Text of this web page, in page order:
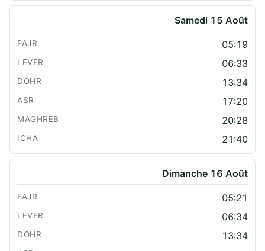
Samedi 15 Août
05:19
06:33
13:34
17:20
20:28
21:40
Dimanche 16 Août
05:21
06:34
13:34